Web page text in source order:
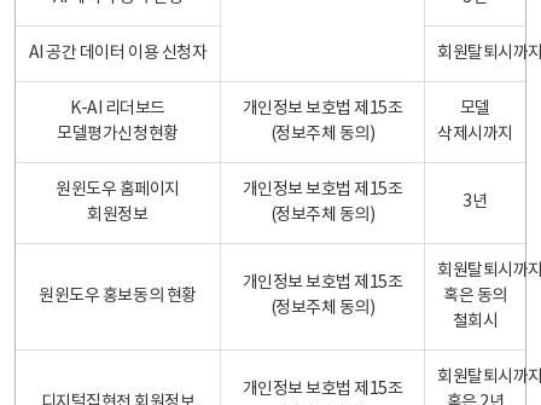
AI 공간 데이터 이용 신청자 회원탈퇴시까
K-AI 리더보드
모델평가신청현황
개인정보 보호법 제15조
(정보주체 동의)
모델
삭제시까지
원윈도우 홈페이지
회원정보
개인정보 보호법 제15조
(정보주체 동의)
3년
원윈도우 홍보동의 현황
개인정보 보호법 제15조
(정보주체 동의)
회원탈퇴시까
혹은 동의
철회시
개인정보 보호법 제15조
회원탈퇴시까